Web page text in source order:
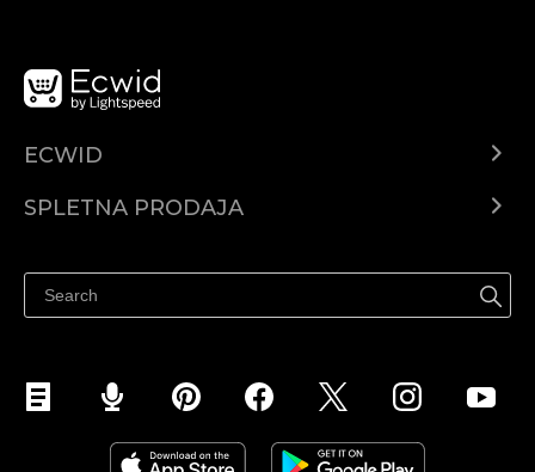
ECWID
SPLETNA PRODAJA
Prodaja na Instagramu